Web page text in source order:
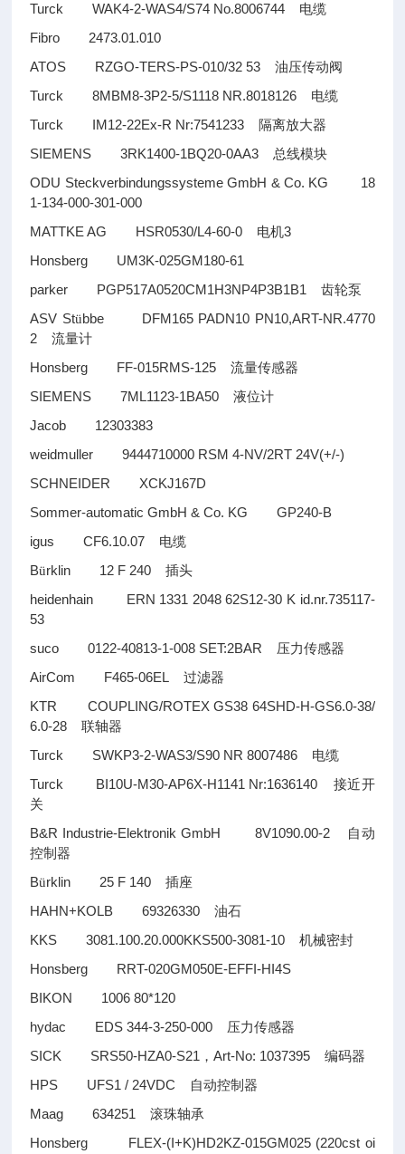
Turck WAK4-2-WAS4/S74 No.8006744 电缆
Fibro 2473.01.010
ATOS RZGO-TERS-PS-010/32 53油压传动阀
Turck 8MBM8-3P2-5/S1118 NR.8018126 电缆
Turck IM12-22Ex-R Nr:7541233 隔离放大器
SIEMENS 3RK1400-1BQ20-0AA3 总线模块
ODU Steckverbindungssysteme GmbH & Co. KG 18
1-134-000-301-000
MATTKE AG HSR0530/L4-60-0 电机3
Honsberg UM3K-025GM180-61
parker PGP517A0520CM1H3NP4P3B1B1齿轮泵
ASV Stübbe DFM165 PADN10 PN10,ART-NR.4770
2流量计
Honsberg FF-015RMS-125流量传感器
SIEMENS 7ML1123-1BA50液位计
Jacob 12303383
weidmuller 9444710000 RSM 4-NV/2RT 24V(+/-)
SCHNEIDER XCKJ167D
Sommer-automatic GmbH & Co. KG GP240-B
igus CF6.10.07 电缆
Bürklin 12 F 240插头
heidenhain ERN 1331 2048 62S12-30 K id.nr.735117-
53
suco 0122-40813-1-008 SET:2BAR 压力传感器
AirCom F465-06EL过滤器
KTR COUPLING/ROTEX GS38 64SHD-H-GS6.0-38/
6.0-28联轴器
Turck SWKP3-2-WAS3/S90 NR 8007486 电缆
Turck BI10U-M30-AP6X-H1141 Nr:1636140 接近开
关
B&R Industrie-Elektronik GmbH 8V1090.00-2
自动
控制器
Bürklin 25 F 140插座
HAHN+KOLB 69326330油石
KKS 3081.100.20.000KKS500-3081-10机械密封
Honsberg RRT-020GM050E-EFFI-HI4S
BIKON 1006 80*120
hydac EDS 344-3-250-000 压力传感器
SICK SRS50-HZA0-S21 ，Art-No: 1037395编码器
HPS UFS1 / 24VDC 自动控制器
Maag 634251滚珠轴承
Honsberg FLEX-(I+K)HD2KZ-015GM025 (220cst oi